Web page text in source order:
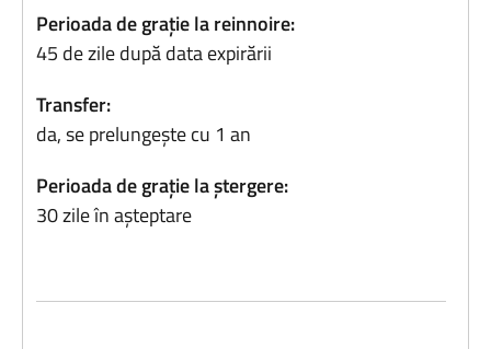
Perioada de grație la reinnoire:
45 de zile după data expirării
Transfer:
da, se prelungește cu 1 an
Perioada de grație la ștergere:
30 zile în așteptare